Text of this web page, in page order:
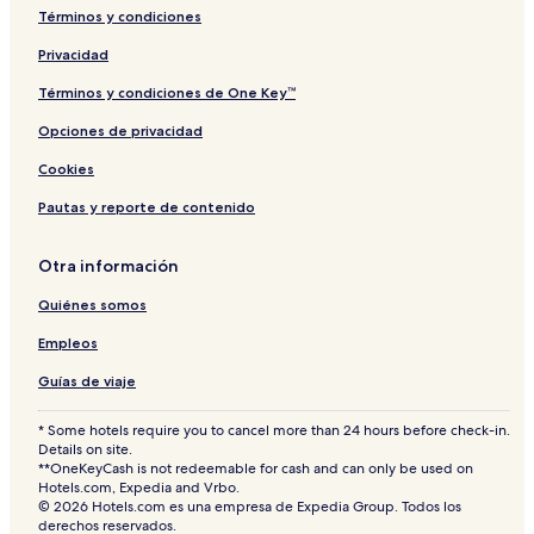
a
s
t
o
h
s
a
Términos y condiciones
Privacidad
Términos y condiciones de One Key™
Opciones de privacidad
Cookies
Pautas y reporte de contenido
Otra información
Quiénes somos
Empleos
Guías de viaje
* Some hotels require you to cancel more than 24 hours before check-in.
Details on site.
**OneKeyCash is not redeemable for cash and can only be used on
Hotels.com, Expedia and Vrbo.
© 2026 Hotels.com es una empresa de Expedia Group. Todos los
derechos reservados.